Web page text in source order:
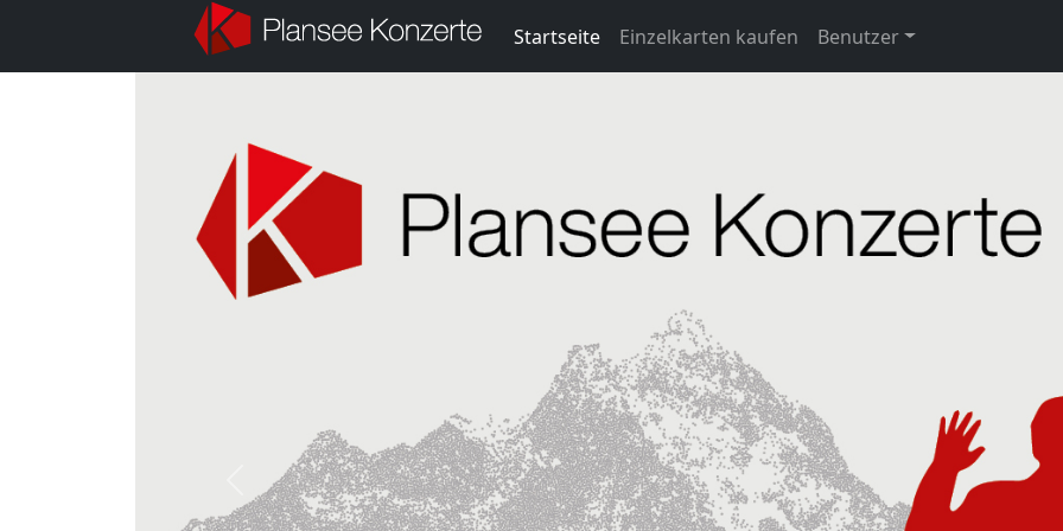
Startseite Einzelkarten kaufen Benutzer
Previous